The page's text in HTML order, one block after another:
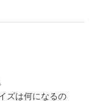
ズは何になるの